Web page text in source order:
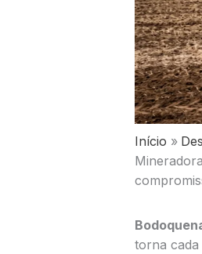
Início
torna